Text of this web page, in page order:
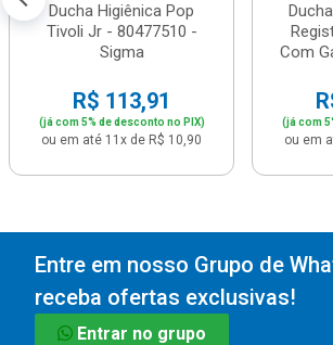
Ducha Higiênica Pop
Tivoli Jr - 80477510 -
Sigma
R$ 113,91
(já com 5% de desconto no PIX)
ou em até 11x de R$ 10,90
Com
(já com
ou em
Entre em nosso Grupo de
receba ofertas exclusivas!
Entrar no grupo